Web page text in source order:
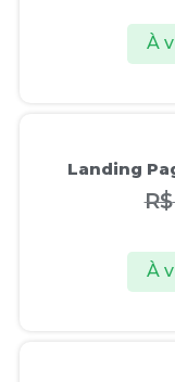
À
Landing
R$
À